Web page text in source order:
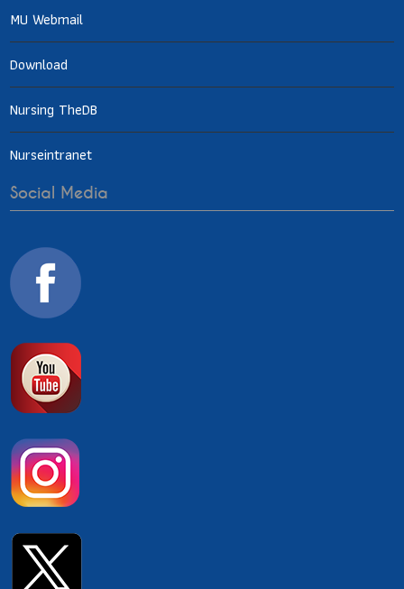
MU Webmail
Download
Nursing TheDB
Nurseintranet
Social Media